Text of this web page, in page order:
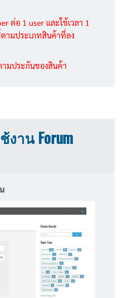
ต่อ 1 user และใช้เวลา 1
ามประเภทสินค้าที่ลง
ามประกันของสินค้า
าน Forum